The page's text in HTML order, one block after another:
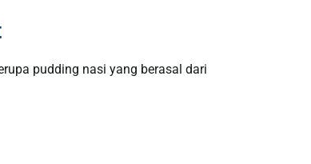
pudding nasi yang berasal dari